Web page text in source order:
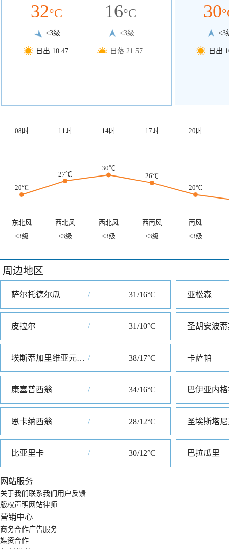
32°C
<3级
日出 10:47
16°C
<3级
日落 21:57
30
<3
日出
08时 11时 14时 17时 20时
20℃
27℃
30℃
26℃
20℃
东北风 西北风 西北风 西南风
南风
<3级
<3级 <3级 <3级 <3级
周边地区
萨尔托德尔瓜 / 31/16°C 亚松森
皮拉尔 / 31/10°C 圣胡安波
埃斯蒂加里维亚元帅镇 / 38/17°C 卡萨帕
康塞普西翁 / 34/16°C 巴伊亚内
恩卡纳西翁 / 28/12°C 圣埃斯塔
比亚里卡 / 30/12°C 巴拉瓜里
网站服务
关于我们 联系我们 用户反馈
版权声明 网站律师
营销中心
商务合作广告服务
媒资合作